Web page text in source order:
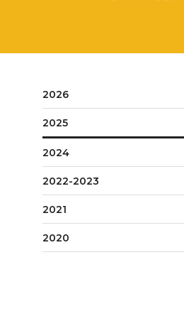
2026
2025
2024
2022-2023
2021
2020